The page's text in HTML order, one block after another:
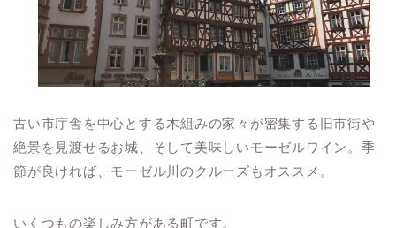
古い市庁舎を中心とする木組みの家々が密集する旧市街や
絶景を見渡せるお城、そして美味しいモーゼルワイン。季
節が良ければ、モーゼル川のクルーズもオススメ。
いくつもの楽しみ方がある町です。